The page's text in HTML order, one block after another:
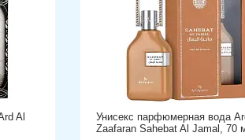
Al
Унисекс парфюмерная вода
Zaafaran Sahebat Al Jamal, 70